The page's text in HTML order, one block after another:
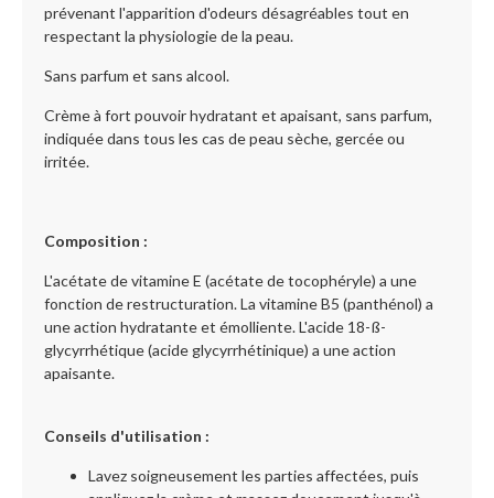
prévenant l'apparition d'odeurs désagréables tout en
respectant la physiologie de la peau.
Sans parfum et sans alcool.
Crème à fort pouvoir hydratant et apaisant, sans parfum,
indiquée dans tous les cas de peau sèche, gercée ou
irritée.
Composition :
L'acétate de vitamine E (acétate de tocophéryle) a une
fonction de restructuration. La vitamine B5 (panthénol) a
une action hydratante et émolliente. L'acide 18-ß-
glycyrrhétique (acide glycyrrhétinique) a une action
apaisante.
Conseils d'utilisation :
Lavez soigneusement les parties affectées, puis